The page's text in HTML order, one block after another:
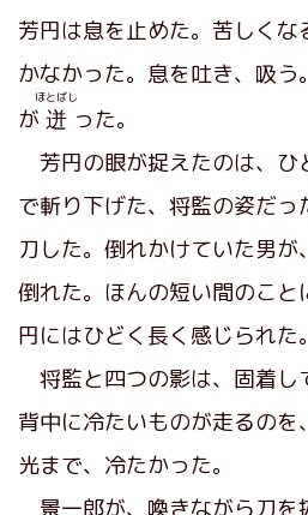
芳円は息を止めた。苦しく
かなかった。息を吐き、吸
が 迸
ほとばし
った。
芳円の眼が捉えたのは、ひ
で斬り下げた、将監の姿だ
刀した。倒れかけていた男
倒れた。ほんの短い間のこと
円にはひどく長く感じられた。
将監と四つの影は、固着し
背中に冷たいものが走るの
光まで、冷たかった。
景一郎が、喚きながら刀を